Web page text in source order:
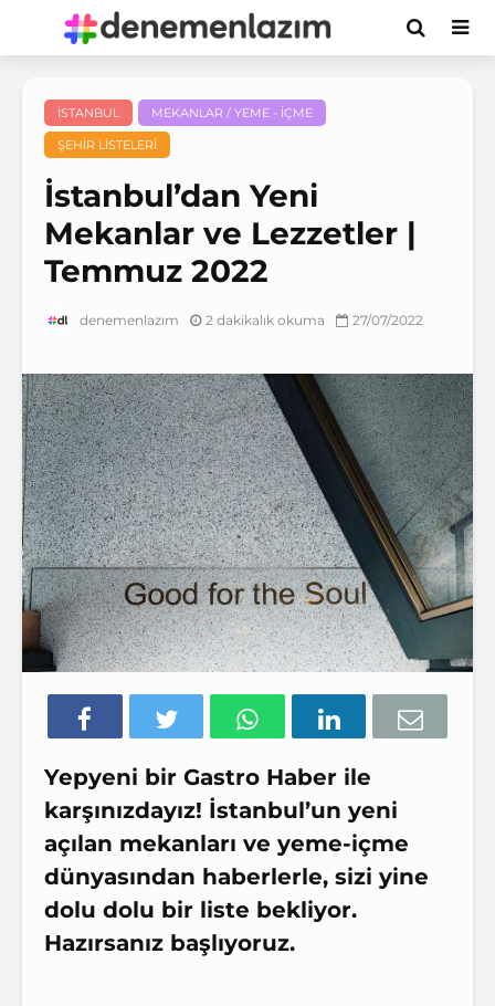
İSTANBUL MEKANLAR / YEME - İÇME
ŞEHIR LISTELERI
İstanbul’dan Yeni
Mekanlar ve Lezzetler |
Temmuz 2022
denemenlazım 2 dakikalık okuma 27/07/2022
Yepyeni bir Gastro Haber ile
karşınızdayız! İstanbul’un yeni
açılan mekanları ve yeme-içme
dünyasından haberlerle, sizi yine
dolu dolu bir liste bekliyor.
Hazırsanız başlıyoruz.